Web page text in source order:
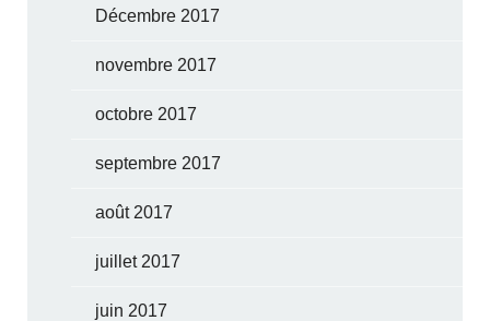
Décembre 2017
novembre 2017
octobre 2017
septembre 2017
août 2017
juillet 2017
juin 2017